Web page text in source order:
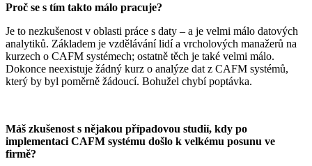
Proč se s tím takto málo pracuje?
Je to nezkušenost v oblasti práce s daty – a je velmi málo datových
analytiků. Základem je vzdělávání lidí a vrcholových manažerů na
kurzech o CAFM systémech; ostatně těch je také velmi málo.
Dokonce neexistuje žádný kurz o analýze dat z CAFM systémů,
který by byl poměrně žádoucí. Bohužel chybí poptávka.
Máš zkušenost s nějakou případovou studií, kdy po
implementaci CAFM systému došlo k velkému posunu ve
firmě?